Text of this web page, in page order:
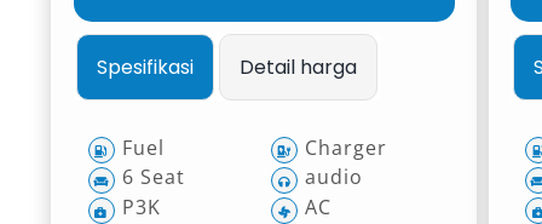
Spesifikasi Detail harga
Fuel
6 Seat
P3K
Charger
audio
AC